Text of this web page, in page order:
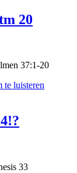
20
37:1-20
te luisteren
33